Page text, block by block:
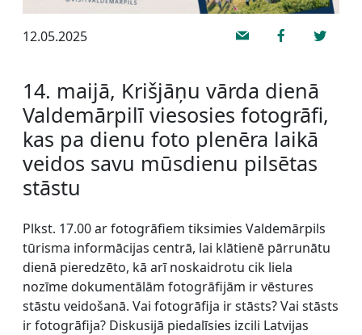
12.05.2025
14. maijā, Krišjāņu vārda dienā
Valdemārpilī viesosies fotogrāfi,
kas pa dienu foto plenēra laikā
veidos savu mūsdienu pilsētas
stāstu
Plkst. 17.00 ar fotogrāfiem tiksimies Valdemārpils
tūrisma informācijas centrā, lai klātienē pārrunātu
dienā pieredzēto, kā arī noskaidrotu cik liela
nozīme dokumentālām fotogrāfijām ir vēstures
stāstu veidošanā. Vai fotogrāfija ir stāsts? Vai stāsts
ir fotogrāfija? Diskusijā piedalīsies izcili Latvijas